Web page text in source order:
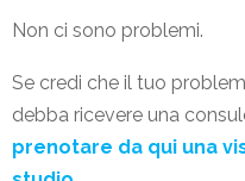
Non ci sono problemi.
Se credi che il tuo
debba ricevere una
prenotare da qui una